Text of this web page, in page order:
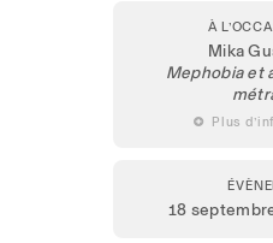
À
Mika
Mephobia et
 Plus
18